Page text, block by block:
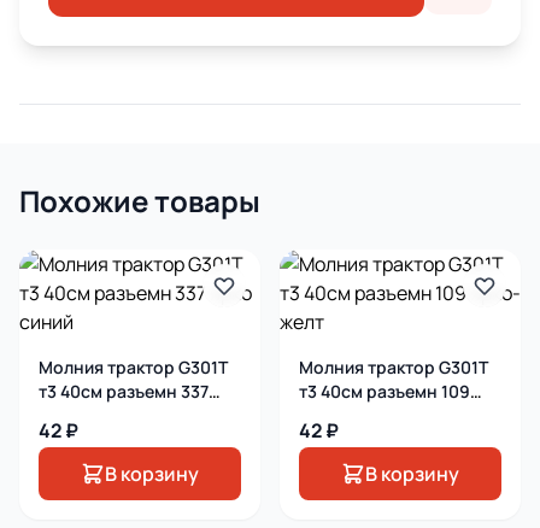
Похожие товары
Молния трактор G301T
т3 40см разъемн 337
42 ₽
В корзину
Молния трактор G301T
т3 40см разъемн 109
42 ₽
В корзину